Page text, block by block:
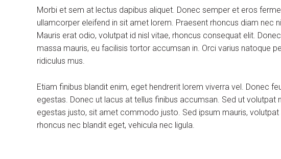
Morbi et sem at lectus dapibus aliquet. Donec semper et eros
ullamcorper eleifend in sit amet lorem. Praesent rhoncus diam nec
Mauris erat odio, volutpat id nisl vitae, rhoncus consequat elit.
massa mauris, eu facilisis tortor accumsan in. Orci varius natoque
ridiculus mus.
Etiam finibus blandit enim, eget hendrerit lorem viverra vel. Donec
egestas. Donec ut lacus at tellus finibus accumsan. Sed ut
egestas justo, sit amet commodo justo. Sed ipsum mauris, volutpat
rhoncus nec blandit eget, vehicula nec ligula.